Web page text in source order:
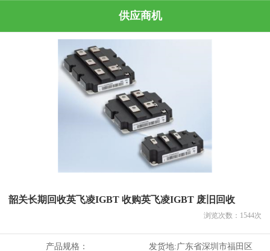
供应商机
韶关长期回收英飞凌IGBT 收购英飞凌IGBT 废旧回收
浏览次数： 1544次
产品规格： 发货地:广东省深圳市福田区